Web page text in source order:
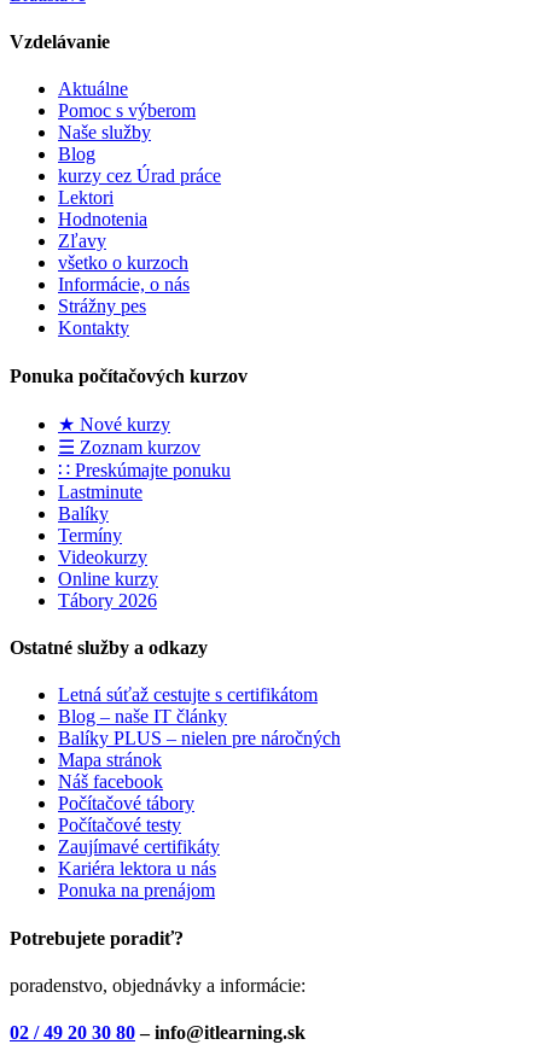
Vzdelávanie
Aktuálne
Pomoc s výberom
Naše služby
Blog
kurzy cez Úrad práce
Lektori
Hodnotenia
Zľavy
všetko o kurzoch
Informácie, o nás
Strážny pes
Kontakty
Ponuka počítačových kurzov
★ Nové kurzy
☰ Zoznam kurzov
∷ Preskúmajte ponuku
Lastminute
Balíky
Termíny
Videokurzy
Online kurzy
Tábory 2026
Ostatné služby a odkazy
Letná súťaž cestujte s certifikátom
Blog – naše IT články
Balíky PLUS – nielen pre náročných
Mapa stránok
Náš facebook
Počítačové tábory
Počítačové testy
Zaujímavé certifikáty
Kariéra lektora u nás
Ponuka na prenájom
Potrebujete poradiť?
poradenstvo, objednávky a informácie:
02 / 49 20 30 80– info@itlearning.sk